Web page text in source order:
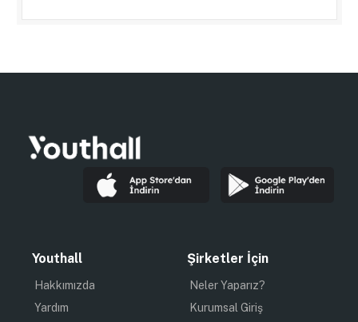
Youthall
Hakkımızda
Yardım
Şirketler İçin
Neler Yaparız?
Kurumsal Giriş